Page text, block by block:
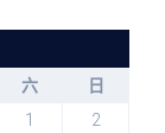
六
日
1
2